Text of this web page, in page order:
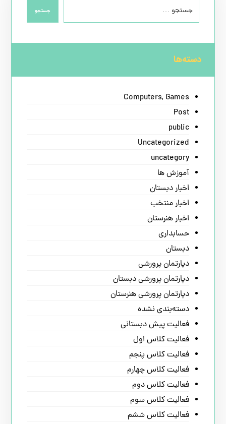
جستجو
دسته‌ها
Computers, Games
Post
public
Uncategorized
uncategory
آموزش ها
اخبار دبستان
اخبار منتخب
اخبار هنرستان
حسابداری
دبستان
دپارتمان پرورشی
دپارتمان پرورشی دبستان
دپارتمان پرورشی هنرستان
دسته‌بندی نشده
فعالیت پیش دبستانی
فعالیت کلاس اول
فعالیت کلاس پنجم
فعالیت کلاس چهارم
فعالیت کلاس دوم
فعالیت کلاس سوم
فعالیت کلاس ششم